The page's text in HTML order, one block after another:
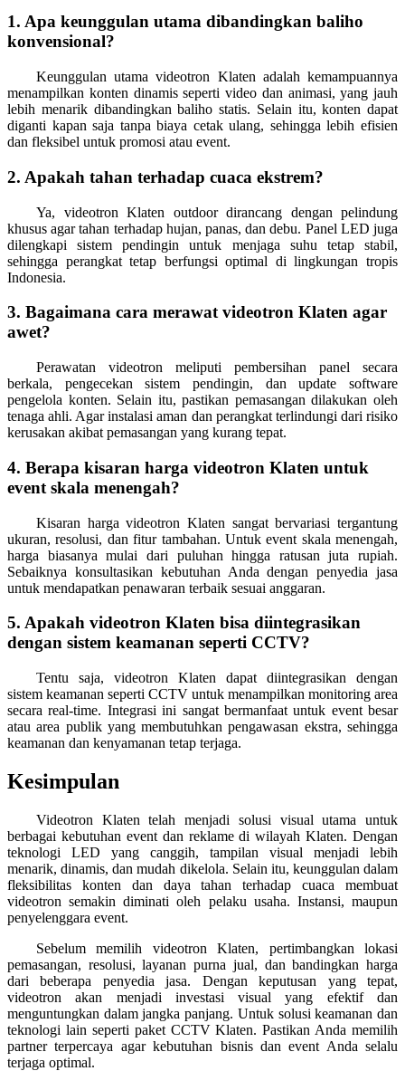
1. Apa keunggulan utama dibandingkan baliho
konvensional?
Keunggulan utama videotron Klaten adalah kemampuannya
menampilkan konten dinamis seperti video dan animasi, yang jauh
lebih menarik dibandingkan baliho statis. Selain itu, konten dapat
diganti kapan saja tanpa biaya cetak ulang, sehingga lebih efisien
dan fleksibel untuk promosi atau event.
2. Apakah tahan terhadap cuaca ekstrem?
Ya, videotron Klaten outdoor dirancang dengan pelindung
khusus agar tahan terhadap hujan, panas, dan debu. Panel LED juga
dilengkapi sistem pendingin untuk menjaga suhu tetap stabil,
sehingga perangkat tetap berfungsi optimal di lingkungan tropis
Indonesia.
3. Bagaimana cara merawat videotron Klaten agar
awet?
Perawatan videotron meliputi pembersihan panel secara
berkala, pengecekan sistem pendingin, dan update software
pengelola konten. Selain itu, pastikan pemasangan dilakukan oleh
tenaga ahli. Agar instalasi aman dan perangkat terlindungi dari risiko
kerusakan akibat pemasangan yang kurang tepat.
4. Berapa kisaran harga videotron Klaten untuk
event skala menengah?
Kisaran harga videotron Klaten sangat bervariasi tergantung
ukuran, resolusi, dan fitur tambahan. Untuk event skala menengah,
harga biasanya mulai dari puluhan hingga ratusan juta rupiah.
Sebaiknya konsultasikan kebutuhan Anda dengan penyedia jasa
untuk mendapatkan penawaran terbaik sesuai anggaran.
5. Apakah videotron Klaten bisa diintegrasikan
dengan sistem keamanan seperti CCTV?
Tentu saja, videotron Klaten dapat diintegrasikan dengan
sistem keamanan seperti CCTV untuk menampilkan monitoring area
secara real-time. Integrasi ini sangat bermanfaat untuk event besar
atau area publik yang membutuhkan pengawasan ekstra, sehingga
keamanan dan kenyamanan tetap terjaga.
Kesimpulan
Videotron Klaten telah menjadi solusi visual utama untuk
berbagai kebutuhan event dan reklame di wilayah Klaten. Dengan
teknologi LED yang canggih, tampilan visual menjadi lebih
menarik, dinamis, dan mudah dikelola. Selain itu, keunggulan dalam
fleksibilitas konten dan daya tahan terhadap cuaca membuat
videotron semakin diminati oleh pelaku usaha. Instansi, maupun
penyelenggara event.
Sebelum memilih videotron Klaten, pertimbangkan lokasi
pemasangan, resolusi, layanan purna jual, dan bandingkan harga
dari beberapa penyedia jasa. Dengan keputusan yang tepat,
videotron akan menjadi investasi visual yang efektif dan
menguntungkan dalam jangka panjang. Untuk solusi keamanan dan
teknologi lain seperti paket CCTV Klaten. Pastikan Anda memilih
partner terpercaya agar kebutuhan bisnis dan event Anda selalu
terjaga optimal.